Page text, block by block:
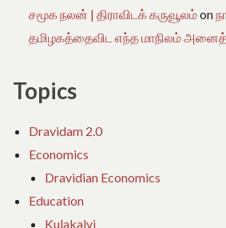
சமூக நலன் | திராவிடக் கருவூலம்on
தமிழகத்தைவிட எந்த மாநிலம்
Topics
Dravidam 2.0
Economics
Dravidian Economics
Education
Kulakalvi